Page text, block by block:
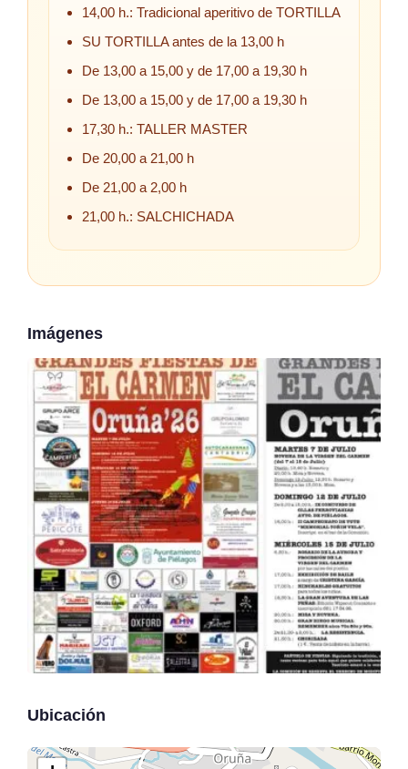
14,00 h.: Tradicional aperitivo de TORTILLA
SU TORTILLA antes de la 13,00 h
De 13,00 a 15,00 y de 17,00 a 19,30 h
De 13,00 a 15,00 y de 17,00 a 19,30 h
17,30 h.: TALLER MASTER
De 20,00 a 21,00 h
De 21,00 a 2,00 h
21,00 h.: SALCHICHADA
Imágenes
Ubicación